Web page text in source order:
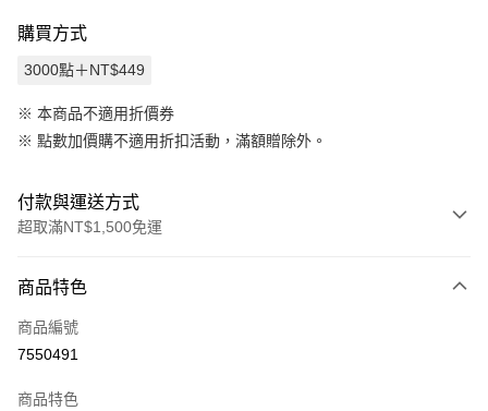
購買方式
3000點＋NT$449
※ 本商品不適用折價券
※ 點數加價購不適用折扣活動，滿額贈除外。
付款與運送方式
超取滿NT$1,500免運
信用卡一次付款
超商取貨付款
商品特色
商品編號
7550491
商品特色